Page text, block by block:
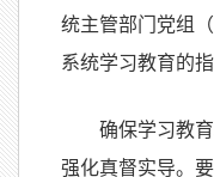
统主管部门党组
系统学习教育的
确保学习教育
强化真督实导。